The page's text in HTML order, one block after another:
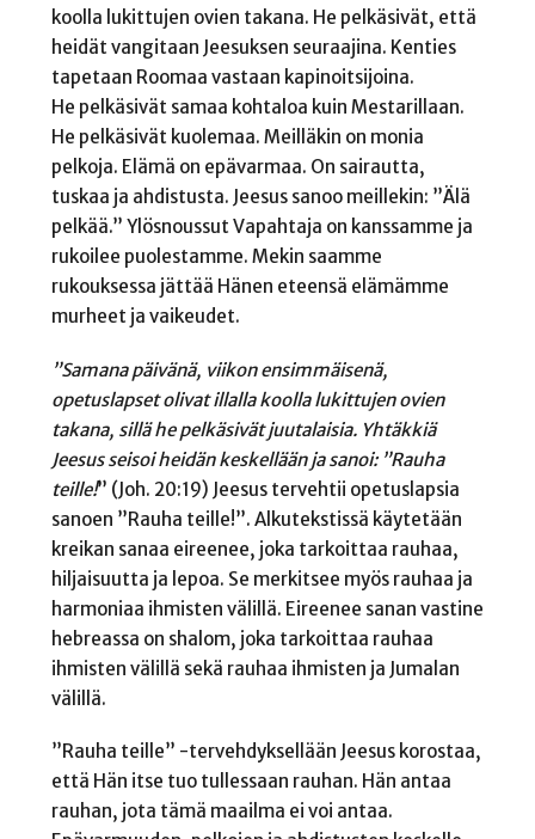
koolla lukittujen ovien takana. He pelkäsivät, että
heidät vangitaan Jeesuksen seuraajina. Kenties
tapetaan Roomaa vastaan kapinoitsijoina.
He pelkäsivät samaa kohtaloa kuin Mestarillaan.
He pelkäsivät kuolemaa. Meilläkin on monia
pelkoja. Elämä on epävarmaa. On sairautta,
tuskaa ja ahdistusta. Jeesus sanoo meillekin: ”Älä
pelkää.” Ylösnoussut Vapahtaja on kanssamme ja
rukoilee puolestamme. Mekin saamme
rukouksessa jättää Hänen eteensä elämämme
murheet ja vaikeudet.
”Samana päivänä, viikon ensimmäisenä,
opetuslapset olivat illalla koolla lukittujen ovien
takana, sillä he pelkäsivät juutalaisia. Yhtäkkiä
Jeesus seisoi heidän keskellään ja sanoi: ”Rauha
teille!” (Joh. 20:19) Jeesus tervehtii opetuslapsia
sanoen ”Rauha teille!”. Alkutekstissä käytetään
kreikan sanaa eireenee, joka tarkoittaa rauhaa,
hiljaisuutta ja lepoa. Se merkitsee myös rauhaa ja
harmoniaa ihmisten välillä. Eireenee sanan vastine
hebreassa on shalom, joka tarkoittaa rauhaa
ihmisten välillä sekä rauhaa ihmisten ja Jumalan
välillä.
”Rauha teille” -tervehdyksellään Jeesus korostaa,
että Hän itse tuo tullessaan rauhan. Hän antaa
rauhan, jota tämä maailma ei voi antaa.